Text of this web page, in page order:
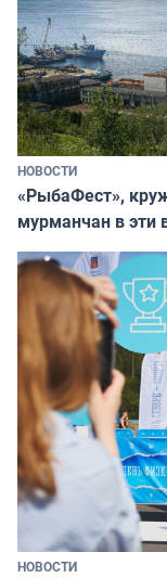
НОВОСТИ
«РыбаФест»,
мурманчан в эти
НОВОСТИ